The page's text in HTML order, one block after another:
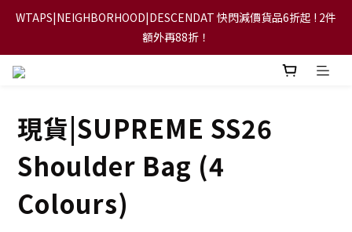
【FLASH SALE 兩件指定現貨產品即享88折】
WTAPS|NEIGHBORHOOD|DESCENDAT 快閃減價貨品6折起 ! 2件
額外再88折！
【立即加入會員，每次消費將可獲禮金回贈下一次使用！】
【FLASH SALE 兩件指定現貨產品即享88折】
現貨|SUPREME SS26
Shoulder Bag (4
Colours)